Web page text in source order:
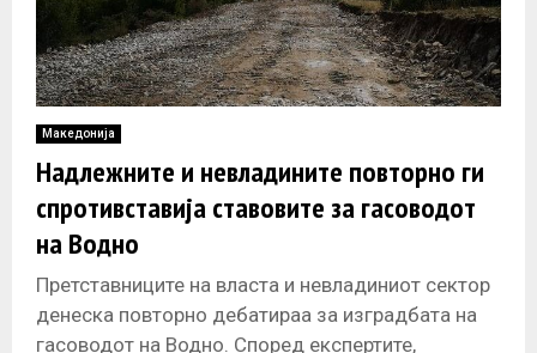
Македонија
Надлежните и невладините повторно ги
спротивставија ставовите за гасоводот
на Водно
Претставниците на власта и невладиниот сектор
денеска повторно дебатираа за изградбата на
гасоводот на Водно. Според експертите,